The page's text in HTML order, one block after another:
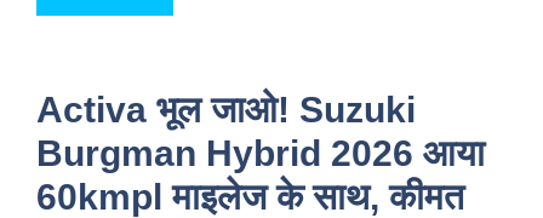
Activa भूल जाओ! Suzuki
Burgman Hybrid 2026 आया
60kmpl माइलेज के साथ, कीमत